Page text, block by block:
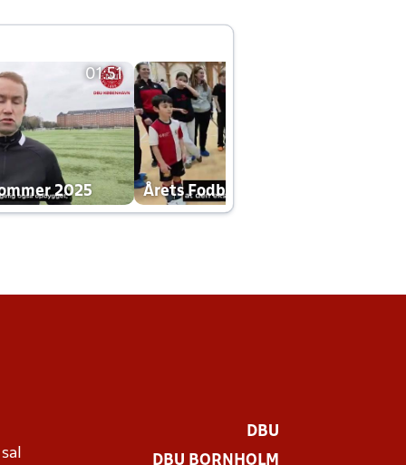
01:51
2025 Årets Fodboldklub 2025 mp4
DBU
DBU BORNHOLM